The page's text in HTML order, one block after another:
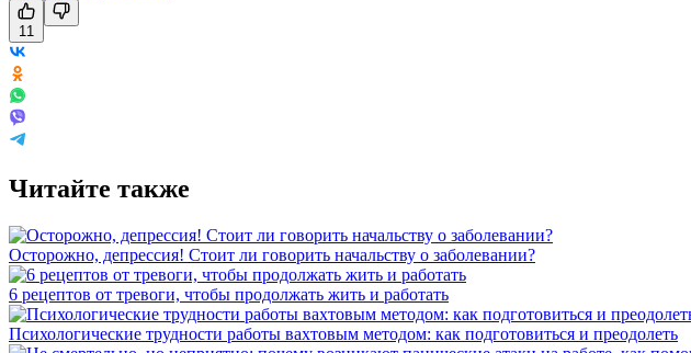
11
Читайте также
Осторожно, депрессия! Стоит ли говорить начальству о заболевании?
6 рецептов от тревоги, чтобы продолжать жить и работать
Психологические трудности работы вахтовым методом: как подготовиться и преодолеть